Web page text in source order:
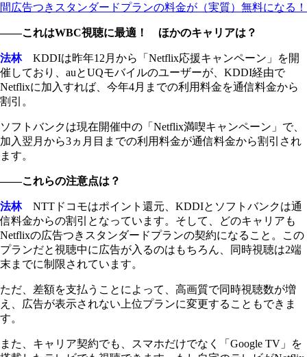
間広告つきスタンダードプランの料金が（実質）無料になる！
――これはWBC視聴に最適！ ほかのキャリアは？
法林KDDIは昨年12月から「Netflix応援キャンペーン」を開
催しており、auとUQモバイルのユーザーが、KDDI経由で
Netflixに加入すれば、今年4月までの利用料金を通信料金から
割引。
ソフトバンクは現在開催中の「Netflix満喫キャンペーン」で、
加入翌月から3ヵ月目までの利用料金が通信料金から割引され
ます。
――これらの注意点は？
法林NTTドコモはポイント還元、KDDIとソフトバンクは通
信料金からの割引となっています。そして、どのキャリアも
Netflixの広告つきスタンダードプランの契約になること。この
プランだと視聴中に広告が入るのはもちろん、同時視聴は2端
末までに制限されています。
ただ、差額を支払うことによって、高画質で同時視聴数が増
え、広告が表示されない上位プランに変更することもできま
す。
また、キャリア契約でも、スマホだけでなく「Google TV」を